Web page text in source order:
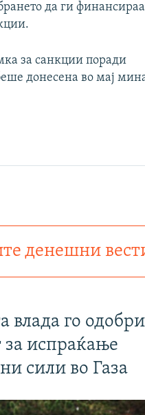
да ги
за санкции поради
донесена во мај
денешни
влада го одобри
за испраќање
сили во Газа